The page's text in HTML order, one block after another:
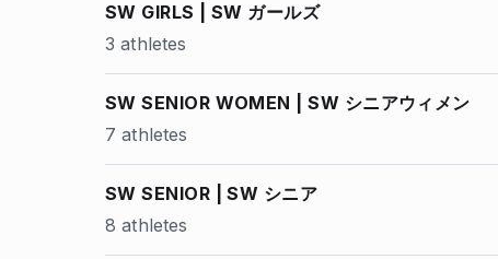
SW GIRLS | SW ガールズ
3 athletes
SW SENIOR WOMEN | SW シニアウィメン
7 athletes
SW SENIOR | SW シニア
8 athletes